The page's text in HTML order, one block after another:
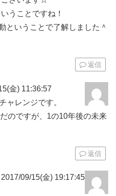
うことですね！
ということで了解しました＾
返信
金) 11:36:57
ャレンジです。
のですが、1の10年後の未来
返信
09/15(金) 19:17:45